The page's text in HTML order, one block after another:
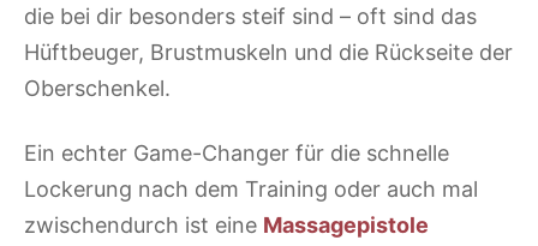
die bei dir besonders steif sind – oft sind das
Hüftbeuger, Brustmuskeln und die Rückseite der
Oberschenkel.
Ein echter Game-Changer für die schnelle
Lockerung nach dem Training oder auch mal
zwischendurch ist eine Massagepistole